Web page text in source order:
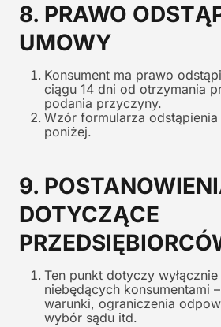
8. PRAWO
UMOWY
Konsument ma prawo
ciągu 14 dni od otrzymania
podania przyczyny.
Wzór formularza odstąpienia
poniżej.
9.
DOTYCZĄCE
Ten punkt dotyczy
niebędących konsumentami
warunki, ograniczenia
wybór sądu itd.